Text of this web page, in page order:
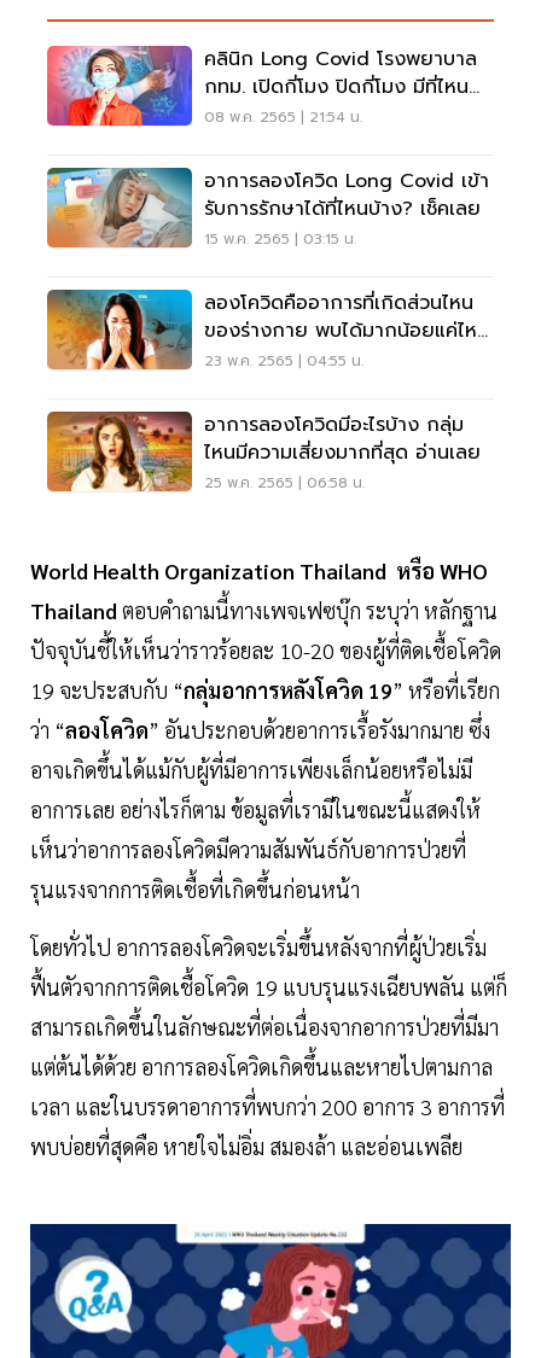
คลินิก Long Covid โรงพยาบาล
กทม. เปิดกี่โมง ปิดกี่โมง มีที่ไหน
บ้าง
08 พ.ค. 2565 | 21:54 น.
อาการลองโควิด Long Covid เข้า
รับการรักษาได้ที่ไหนบ้าง? เช็คเลย
15 พ.ค. 2565 | 03:15 น.
ลองโควิดคืออาการที่เกิดส่วนไหน
ของร่างกาย พบได้มากน้อยแค่ไหน
อ่านเลย
23 พ.ค. 2565 | 04:55 น.
อาการลองโควิดมีอะไรบ้าง กลุ่ม
ไหนมีความเสี่ยงมากที่สุด อ่านเลย
25 พ.ค. 2565 | 06:58 น.
World Health Organization Thailand หรือ WHO
Thailand ตอบคำถามนี้ทางเพจเฟซบุ๊ก ระบุว่า หลักฐาน
ปัจจุบันชี้ให้เห็นว่าราวร้อยละ 10-20 ของผู้ที่ติดเชื้อโควิด
19 จะประสบกับ “กลุ่มอาการหลังโควิด 19” หรือที่เรียก
ว่า “ลองโควิด” อันประกอบด้วยอาการเรื้อรังมากมาย ซึ่ง
อาจเกิดขึ้นได้แม้กับผู้ที่มีอาการเพียงเล็กน้อยหรือไม่มี
อาการเลย อย่างไรก็ตาม ข้อมูลที่เรามีในขณะนี้แสดงให้
เห็นว่าอาการลองโควิดมีความสัมพันธ์กับอาการป่วยที่
รุนแรงจากการติดเชื้อที่เกิดขึ้นก่อนหน้า
โดยทั่วไป อาการลองโควิดจะเริ่มขึ้นหลังจากที่ผู้ป่วยเริ่ม
ฟื้นตัวจากการติดเชื้อโควิด 19 แบบรุนแรงเฉียบพลัน แต่ก็
สามารถเกิดขึ้นในลักษณะที่ต่อเนื่องจากอาการป่วยที่มีมา
แต่ต้นได้ด้วย อาการลองโควิดเกิดขึ้นและหายไปตามกาล
เวลา และในบรรดาอาการที่พบกว่า 200 อาการ 3 อาการที่
พบบ่อยที่สุดคือ หายใจไม่อิ่ม สมองล้า และอ่อนเพลีย